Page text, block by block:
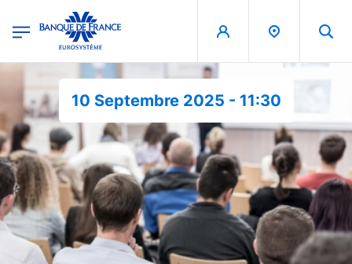
Banque de France - Menu Principal
10 Septembre 2025 - 11:30